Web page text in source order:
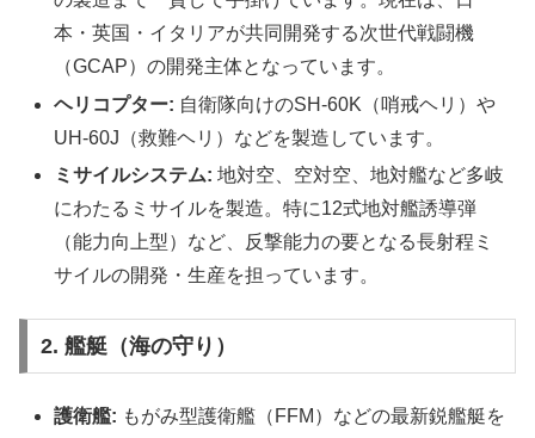
本・英国・イタリアが共同開発する次世代戦闘機
（GCAP）の開発主体となっています。
ヘリコプター: 自衛隊向けのSH-60K（哨戒ヘリ）や
UH-60J（救難ヘリ）などを製造しています。
ミサイルシステム: 地対空、空対空、地対艦など多岐
にわたるミサイルを製造。特に12式地対艦誘導弾
（能力向上型）など、反撃能力の要となる長射程ミ
サイルの開発・生産を担っています。
2. 艦艇（海の守り）
護衛艦: もがみ型護衛艦（FFM）などの最新鋭艦艇を